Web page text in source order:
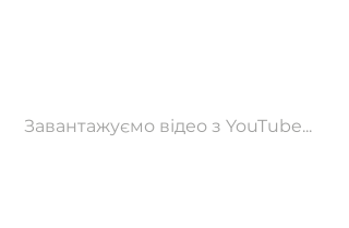
Завантажуємо відео з YouTube...